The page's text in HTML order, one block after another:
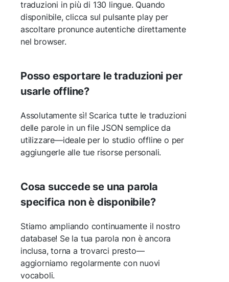
traduzioni in più di 130 lingue. Quando
disponibile, clicca sul pulsante play per
ascoltare pronunce autentiche direttamente
nel browser.
Posso esportare le traduzioni per
usarle offline?
Assolutamente sì! Scarica tutte le traduzioni
delle parole in un file JSON semplice da
utilizzare—ideale per lo studio offline o per
aggiungerle alle tue risorse personali.
Cosa succede se una parola
specifica non è disponibile?
Stiamo ampliando continuamente il nostro
database! Se la tua parola non è ancora
inclusa, torna a trovarci presto—
aggiorniamo regolarmente con nuovi
vocaboli.